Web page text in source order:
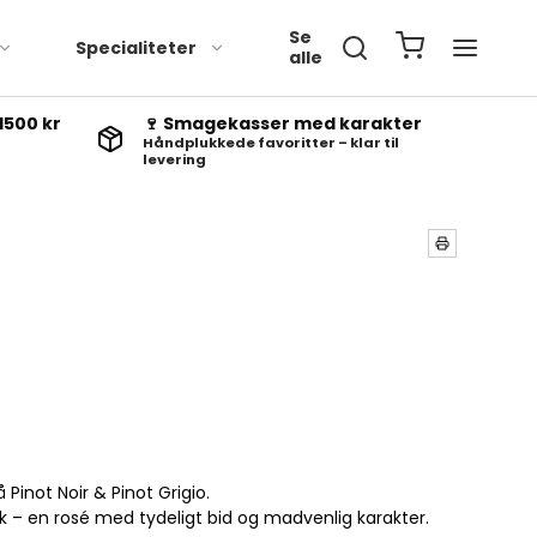
Specialiteter
Se
alle
kr 🍷 Smagekasser med karakter
Håndplukkede favoritter – klar til
levering
Noir & Pinot Grigio.
– en rosé med tydeligt bid og madvenlig karakter.